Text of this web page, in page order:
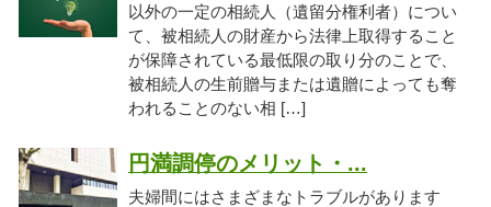
以外の一定の相続人（遺留分権利者）につい
て、被相続人の財産から法律上取得すること
が保障されている最低限の取り分のことで、
被相続人の生前贈与または遺贈によっても奪
われることのない相 […]
円満調停のメリット・...
夫婦間にはさまざまなトラブルがあります